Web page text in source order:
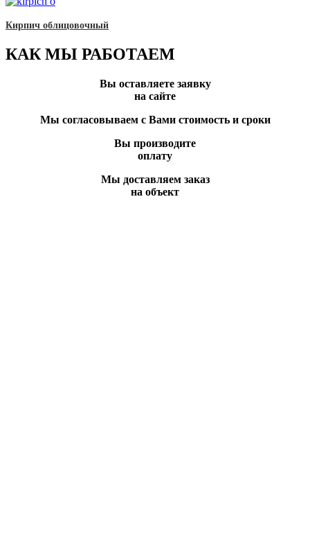
Кирпич облицовочный
КАК МЫ РАБОТАЕМ
Вы оставляете заявку
на сайте
Мы согласовываем с Вами стоимость и сроки
Вы производите
оплату
Мы доставляем заказ
на объект